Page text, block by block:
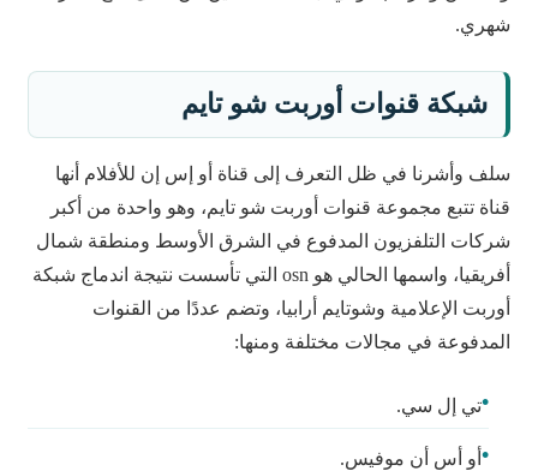
شهري.
شبكة قنوات أوربت شو تايم
سلف وأشرنا في ظل التعرف إلى قناة أو إس إن للأفلام أنها
قناة تتبع مجموعة قنوات أوربت شو تايم، وهو واحدة من أكبر
شركات التلفزيون المدفوع في الشرق الأوسط ومنطقة شمال
أفريقيا، واسمها الحالي هو osn التي تأسست نتيجة اندماج شبكة
أوربت الإعلامية وشوتايم أرابيا، وتضم عددًا من القنوات
المدفوعة في مجالات مختلفة ومنها:
تي إل سي.
أو أس أن موفيس.